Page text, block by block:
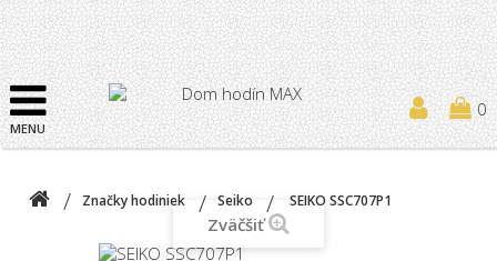
MENU
0
Značky hodiniek Seiko SEIKO SSC707P1
Zväčšiť